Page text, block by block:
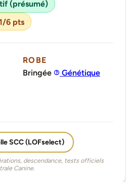
(présumé)
6 pts
ROBE
Bringée
Génétique
SCC (LOFselect)
descendance, tests officiels
Canine.